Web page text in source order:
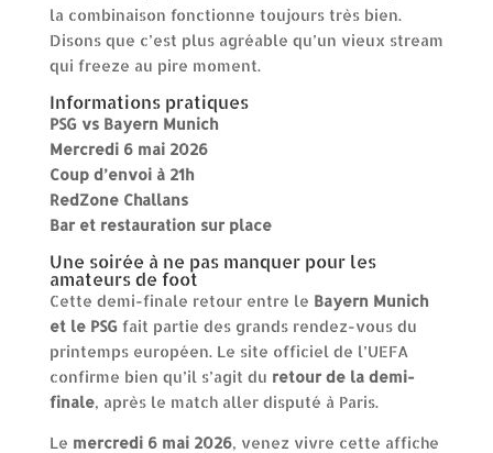
la combinaison fonctionne toujours très bien.
Disons que c’est plus agréable qu’un vieux stream
qui freeze au pire moment.
Informations pratiques
PSG vs Bayern Munich
Mercredi 6 mai 2026
Coup d’envoi à 21h
RedZone Challans
Bar et restauration sur place
Une soirée à ne pas manquer pour les
amateurs de foot
Cette demi-finale retour entre le Bayern Munich
et le PSGfait partie des grands rendez-vous du
printemps européen. Le site officiel de l’UEFA
confirme bien qu’il s’agit du retour de la demi-
finale, après le match aller disputé à Paris.
Le mercredi 6 mai 2026, venez vivre cette affiche